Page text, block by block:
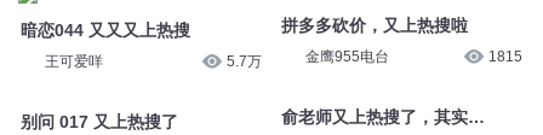
暗恋044 又又又上热搜
王可爱咩 5.7万
别问 017 又上热搜了
拼多多砍价，又上热搜啦
金鹰955电台 1815
俞老师又上热搜了，其实…